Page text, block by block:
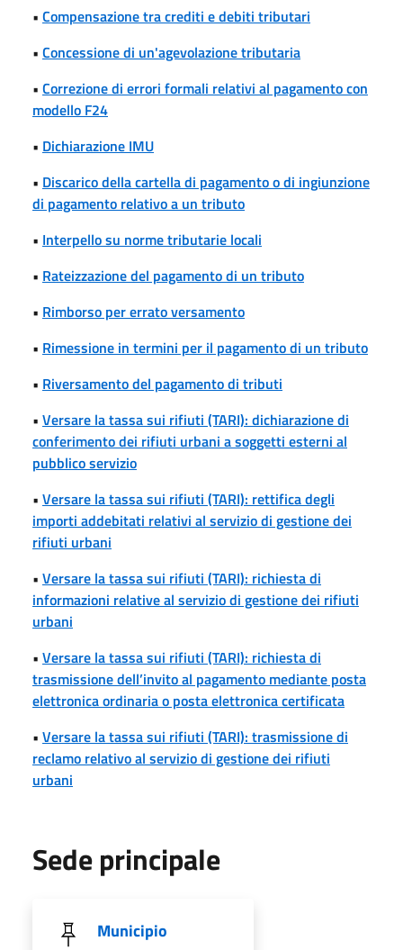
• Compensazione tra crediti e debiti tributari
• Concessione di un'agevolazione tributaria
• Correzione di errori formali relativi al pagamento con
modello F24
• Dichiarazione IMU
• Discarico della cartella di pagamento o di ingiunzione
di pagamento relativo a un tributo
• Interpello su norme tributarie locali
• Rateizzazione del pagamento di un tributo
• Rimborso per errato versamento
• Rimessione in termini per il pagamento di un tributo
• Riversamento del pagamento di tributi
• Versare la tassa sui rifiuti (TARI): dichiarazione di
conferimento dei rifiuti urbani a soggetti esterni al
pubblico servizio
• Versare la tassa sui rifiuti (TARI): rettifica degli
importi addebitati relativi al servizio di gestione dei
rifiuti urbani
• Versare la tassa sui rifiuti (TARI): richiesta di
informazioni relative al servizio di gestione dei rifiuti
urbani
• Versare la tassa sui rifiuti (TARI): richiesta di
trasmissione dell’invito al pagamento mediante posta
elettronica ordinaria o posta elettronica certificata
• Versare la tassa sui rifiuti (TARI): trasmissione di
reclamo relativo al servizio di gestione dei rifiuti
urbani
Sede principale
Municipio